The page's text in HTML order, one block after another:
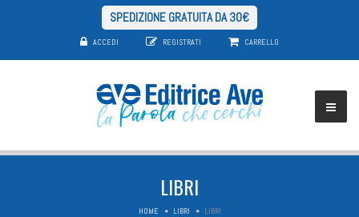
SPEDIZIONE GRATUITA DA 30€
ACCEDI REGISTRATI CARRELLO
LIBRI
HOME LIBRI LIBRI